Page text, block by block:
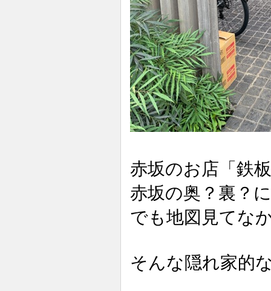
赤坂のお店「鉄
赤坂の奥？裏？
でも地図見てな
そんな隠れ家的